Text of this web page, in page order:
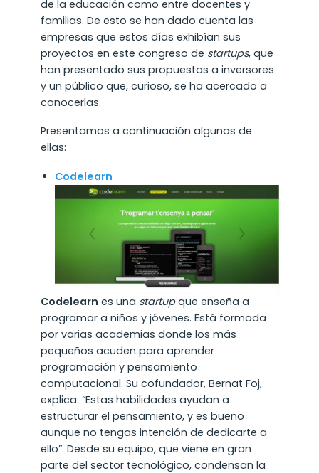
de la educación como entre docentes y
familias. De esto se han dado cuenta las
empresas que estos días exhibían sus
proyectos en este congreso de startups, que
han presentado sus propuestas a inversores
y un público que, curioso, se ha acercado a
conocerlas.
Presentamos a continuación algunas de
ellas:
Codelearn
Codelearn es una startupque enseña a
programar a niños y jóvenes. Está formada
por varias academias donde los más
pequeños acuden para aprender
programación y pensamiento
computacional. Su cofundador, Bernat Foj,
explica: “Estas habilidades ayudan a
estructurar el pensamiento, y es bueno
aunque no tengas intención de dedicarte a
ello”. Desde su equipo, que viene en gran
parte del sector tecnológico, condensan la